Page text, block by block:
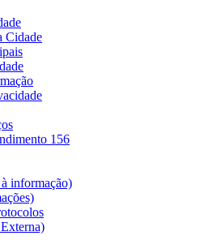
Cidade
156
informação)